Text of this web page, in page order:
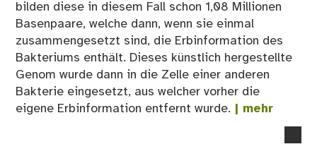
bilden diese in diesem Fall schon 1,08 Millionen
Basenpaare, welche dann, wenn sie einmal
zusammengesetzt sind, die Erbinformation des
Bakteriums enthält. Dieses künstlich hergestellte
Genom wurde dann in die Zelle einer anderen
Bakterie eingesetzt, aus welcher vorher die
eigene Erbinformation entfernt wurde. | mehr